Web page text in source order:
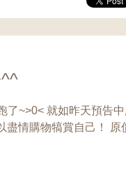
~>0< 就如昨天預告
情購物犒賞自己！ 原